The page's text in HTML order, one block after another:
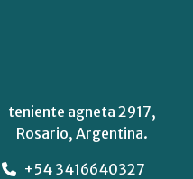
teniente agneta 2917,
Rosario, Argentina.
+54 3416640327